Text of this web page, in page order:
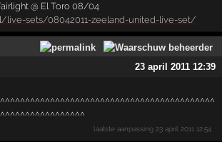
@ El Toro 08/04
live-sets/08042011-zeeland-united-live-set/
23 april 2011 12:39
laatste aanpassing 23 april 2011 12:54